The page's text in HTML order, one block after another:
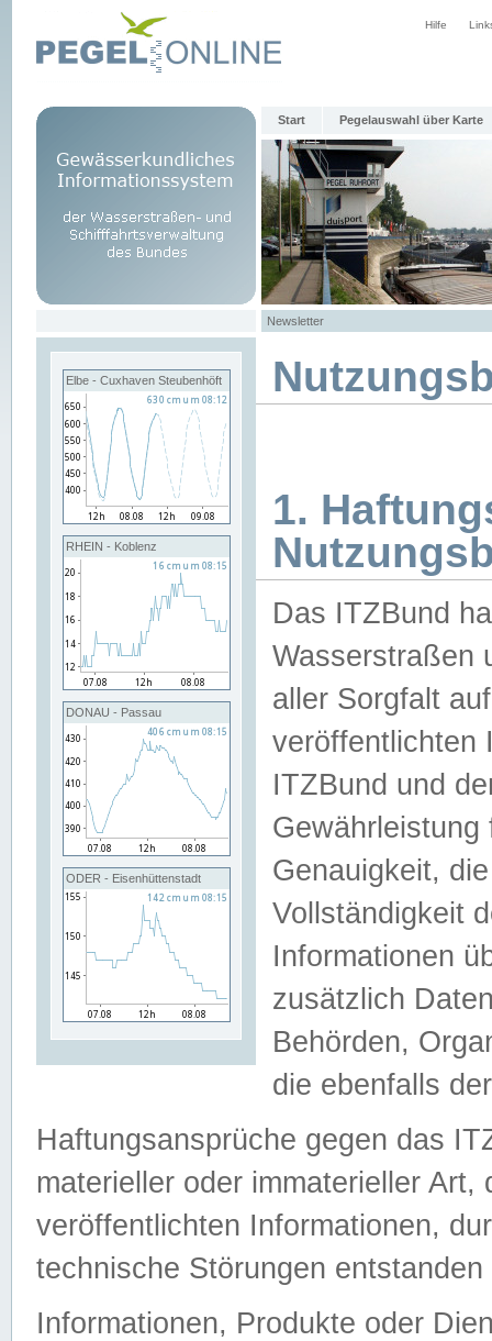
Hilfe
Start Pegelauswahl über Karte
Newsletter
Elbe - Cuxhaven Steubenhöft
RHEIN - Koblenz
DONAU - Passau
ODER - Eisenhüttenstadt
1.
Das ITZBund
Wasserstraßen
aller Sorgfalt
veröffentlichten
ITZBund und
Genauigkeit,
Vollständigkeit
Informationen
zusätzlich
Behörden,
die ebenfalls
Haftungsansprüche gegen das
materieller oder immaterieller
veröffentlichten Informationen,
technische Störungen
Informationen, Produkte oder